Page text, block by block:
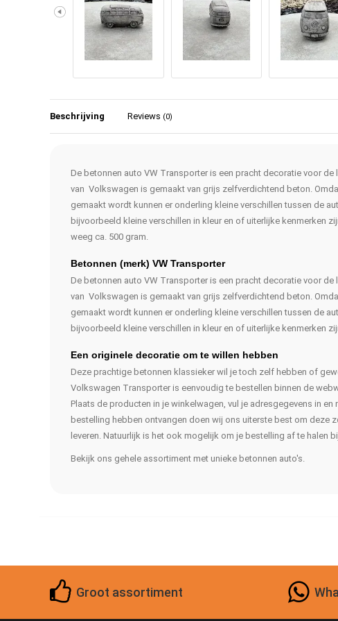
Beschrijving Reviews (0)
De betonnen auto VW Transporter is een pracht decoratie voor
van Volkswagen is gemaakt van grijs zelfverdichtend beton.
gemaakt wordt kunnen er onderling kleine verschillen tussen de
bijvoorbeeld kleine verschillen in kleur en of uiterlijke kenmerken
weeg ca. 500 gram.
Betonnen (merk) VW Transporter
De betonnen auto VW Transporter is een pracht decoratie voor
van Volkswagen is gemaakt van grijs zelfverdichtend beton.
gemaakt wordt kunnen er onderling kleine verschillen tussen de
bijvoorbeeld kleine verschillen in kleur en of uiterlijke kenmerken
Een originele decoratie om te willen hebben
Deze prachtige betonnen klassieker wil je toch zelf hebben of
Volkswagen Transporter is eenvoudig te bestellen binnen de
Plaats de producten in je winkelwagen, vul je adresgegevens in en
bestelling hebben ontvangen doen wij ons uiterste best om deze
leveren. Natuurlijk is het ook mogelijk om je bestelling af te halen
Bekijk ons gehele assortiment met unieke betonnen auto's.
Groot assortiment